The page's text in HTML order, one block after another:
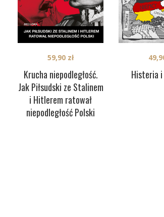
Krucha niepodległość.
Jak Piłsudski ze Stalinem
i Hitlerem ratował
niepodległość Polski
59,90 zł
Histeria